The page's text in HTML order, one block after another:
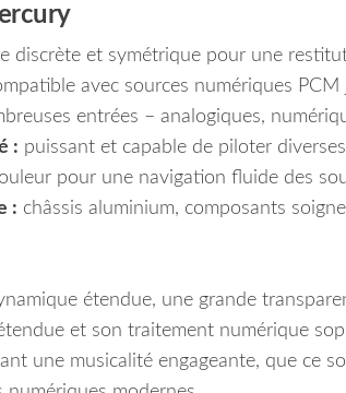
discrète et symétrique pour une
avec sources numériques
entrées – analogiques,
: puissant et capable de piloter
pour une navigation fluide des
: châssis aluminium, composants
étendue, une grande
et son traitement numérique
une musicalité engageante, que ce